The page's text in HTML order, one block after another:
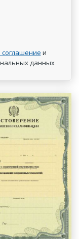
соглашение и
данных